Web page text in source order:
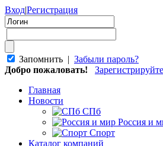
Вход|Регистрация
Запомнить | Забыли пароль?
Добро пожаловать!
Главная
Новости
СПб
Россия и
Спорт
Каталог компаний